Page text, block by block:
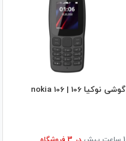
گوشی نوکیا 106 | nokia 106